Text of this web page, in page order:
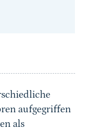
aufgegriffen
als